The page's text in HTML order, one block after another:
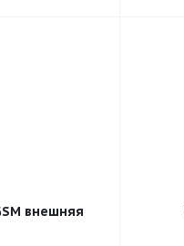
внешняя